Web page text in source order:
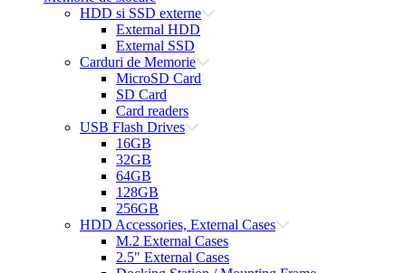
HDD si SSD externe
External HDD
External SSD
Carduri de Memorie
MicroSD Card
SD Card
Card readers
USB Flash Drives
16GB
32GB
64GB
128GB
256GB
HDD Accessories, External Cases
M.2 External Cases
2.5" External Cases